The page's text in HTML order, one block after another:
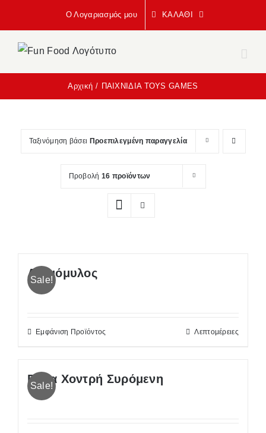
περιεχόμενο
Ο Λογαριασμός μου ΚΑΛΆΘΙ
Αρχική ΠΑΙΧΝΙΔΙΑ TOYS GAMES
Ταξινόμηση βάσει Προεπιλεγμένη παραγγελία
Προβολή 16 προϊόντων
Sale!
Ανεμόμυλος
Εμφάνιση Προϊόντος Λεπτομέρειες
Sale!
Ρόδα Χοντρή Συρόμενη